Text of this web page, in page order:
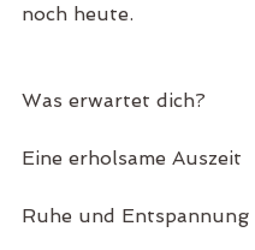
noch heute.
Was erwartet dich?
Eine erholsame Auszeit
Ruhe und Entspannung